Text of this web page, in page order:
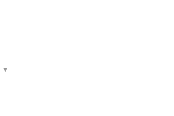
▼